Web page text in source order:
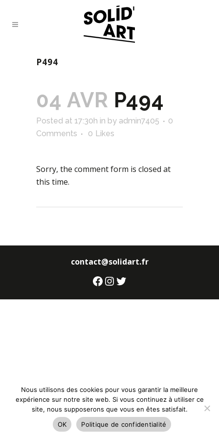
P494
04 AVR P494
Posted at 17:30h in by admin7405
0
Comments
0 Likes
Sorry, the comment form is closed at
this time.
contact@solidart.fr
Facebook
Instagram
Twitter
Nous utilisons des cookies pour vous garantir la meilleure
expérience sur notre site web. Si vous continuez à utiliser ce
site, nous supposerons que vous en êtes satisfait.
OK
Politique de confidentialité